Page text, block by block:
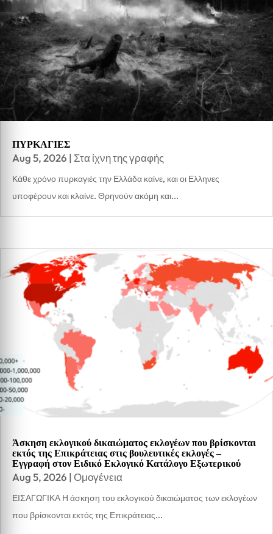
ΠΥΡΚΑΓΙΕΣ
Aug 5, 2026 | Στα ίχνη της γραφής
Κάθε χρόνο πυρκαγιές την Ελλάδα καίνε, και οι Ελληνες
υποφέρουν και κλαίνε. Θρηνούν ακόμη και...
Άσκηση εκλογικού δικαιώματος εκλογέων που βρίσκονται
εκτός της Επικράτειας στις βουλευτικές εκλογές –
Εγγραφή στον Ειδικό Εκλογικό Κατάλογο Εξωτερικού
Aug 5, 2026 |Ομογένεια
ΕΙΣΑΓΩΓΙΚΑ Η άσκηση του εκλογικού δικαιώματος των εκλογέων
που βρίσκονται εκτός της Επικράτειας...